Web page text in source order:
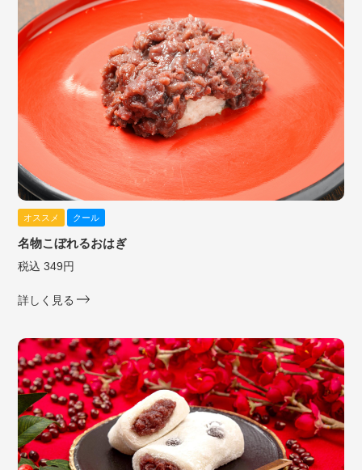
オススメ クール
名物こぼれるおはぎ
税込 349円
詳しく見る